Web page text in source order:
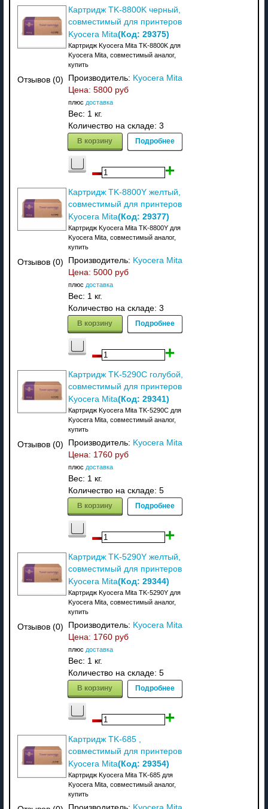
Отзывов (0)
Картридж TK-8800K черный,
совместимый для принтеров
Kyocera Mita(Код: 29375)
Картридж Kyocera Mita TK-8800K для
Kyocera Mita, совместимый аналог,
купить
Производитель: Kyocera Mita
Цена: 5800 руб
плюс доставка
Вес: 1 кг.
Количество на складе: 3
В корзину Подробнее
Отзывов (0)
Картридж TK-8800Y желтый,
совместимый для принтеров
Kyocera Mita(Код: 29377)
Картридж Kyocera Mita TK-8800Y для
Kyocera Mita, совместимый аналог,
купить
Производитель: Kyocera Mita
Цена: 5000 руб
плюс доставка
Вес: 1 кг.
Количество на складе: 3
В корзину Подробнее
Отзывов (0)
Картридж TK-5290C голубой,
совместимый для принтеров
Kyocera Mita(Код: 29341)
Картридж Kyocera Mita TK-5290C для
Kyocera Mita, совместимый аналог,
купить
Производитель: Kyocera Mita
Цена: 1760 руб
плюс доставка
Вес: 1 кг.
Количество на складе: 5
В корзину Подробнее
Отзывов (0)
Картридж TK-5290Y желтый,
совместимый для принтеров
Kyocera Mita(Код: 29344)
Картридж Kyocera Mita TK-5290Y для
Kyocera Mita, совместимый аналог,
купить
Производитель: Kyocera Mita
Цена: 1760 руб
плюс доставка
Вес: 1 кг.
Количество на складе: 5
В корзину Подробнее
Картридж TK-685 ,
совместимый для принтеров
Kyocera Mita(Код: 29354)
Картридж Kyocera Mita TK-685 для
Kyocera Mita, совместимый аналог,
купить